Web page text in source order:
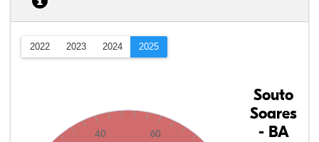
2022 2023 2024 2025
40 60
Souto
Soares
- BA